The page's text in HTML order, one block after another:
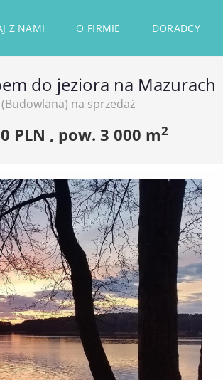
Z NAMI O FIRMIE DORADCY
do jeziora na Mazurach
(Budowlana) na sprzedaż
PLN , pow. 3 000 m2